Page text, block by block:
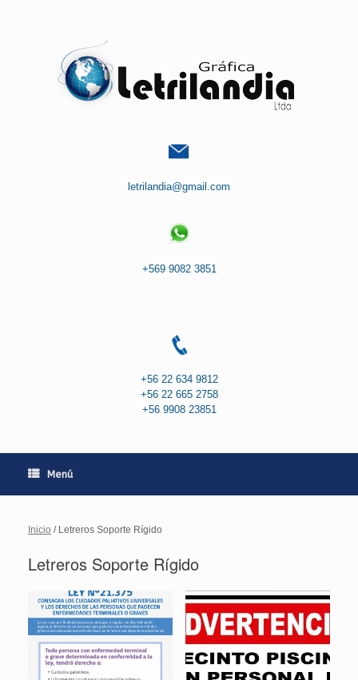
letrilandia@gmail.com
+569 9082 3851
+56 22 634 9812
+56 22 665 2758
+56 9908 23851
Menú
Inicio / Letreros Soporte Rígido
Letreros Soporte Rígido